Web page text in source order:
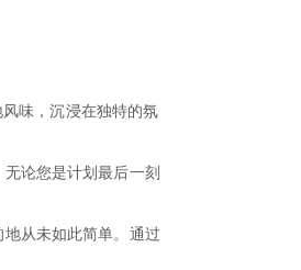
味，沉浸在独特的氛
论您是计划最后一刻
从未如此简单。通过